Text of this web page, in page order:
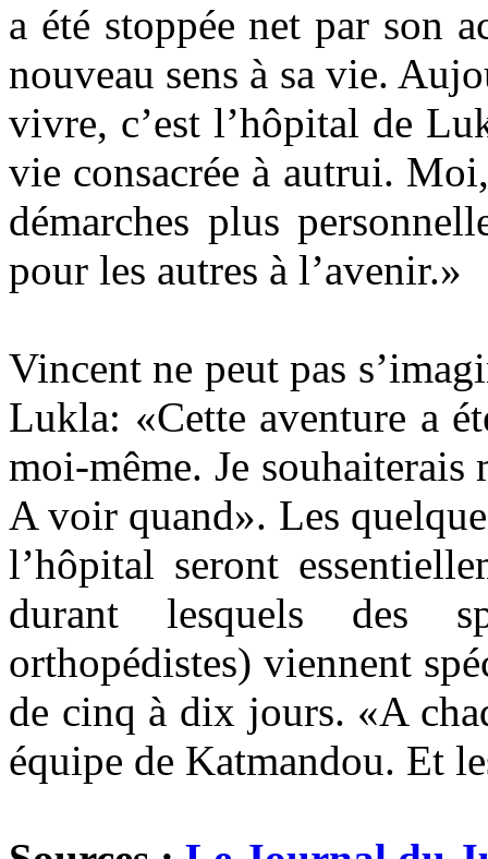
a été stoppée net par son
nouveau sens à sa vie.
vivre, c’est l’hôpital de
vie consacrée à autrui.
démarches plus
pour les autres à l’avenir.»
Vincent ne peut pas
Lukla: «Cette aventure a
moi-même. Je
A voir quand». Les
l’hôpital seront
durant lesquels des
orthopédistes) viennent
de cinq à dix jours. «A
équipe de Katmandou. Et